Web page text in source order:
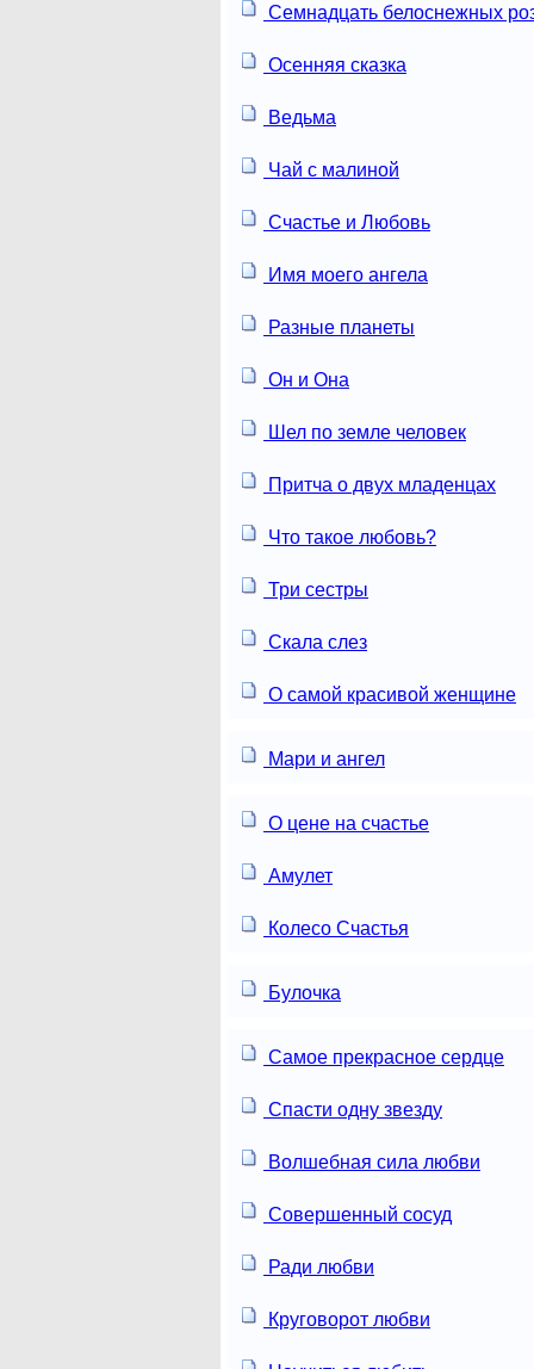
Семнадцать белоснежных
Осенняя сказка
Ведьма
Чай с малиной
Счастье и Любовь
Имя моего ангела
Разные планеты
Он и Она
Шел по земле человек
Притча о двух младенцах
Что такое любовь?
Три сестры
Скала слез
О самой красивой женщине
Мари и ангел
О цене на счастье
Амулет
Колесо Счастья
Булочка
Самое прекрасное сердце
Спасти одну звезду
Волшебная сила любви
Совершенный сосуд
Ради любви
Круговорот любви